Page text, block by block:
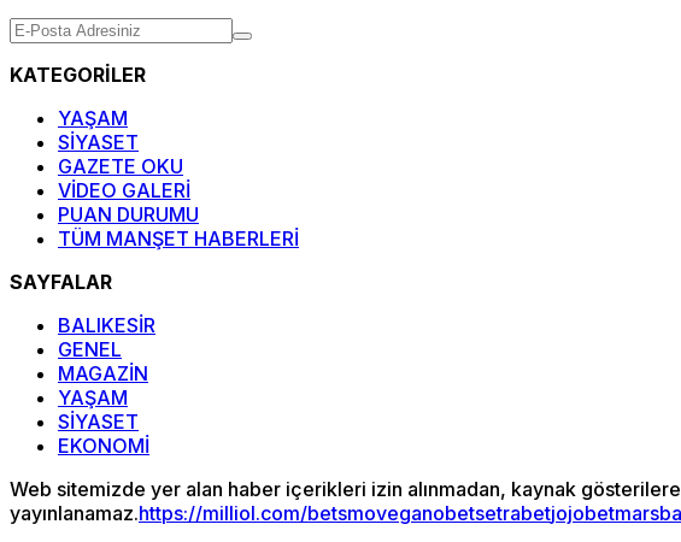
KATEGORİLER
YAŞAM
SİYASET
GAZETE OKU
VİDEO GALERİ
PUAN DURUMU
TÜM MANŞET HABERLERİ
SAYFALAR
BALIKESİR
GENEL
MAGAZİN
YAŞAM
SİYASET
EKONOMİ
Web sitemizde yer alan haber içerikleri izin alınmadan, kaynak
yayınlanamaz.https://milliol.com/betsmoveganobetsetrabetjojobet